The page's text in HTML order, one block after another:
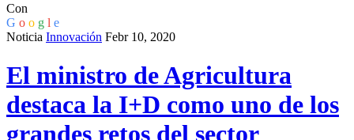
Con
G o o g l e
Noticia Innovación Febr 10, 2020
El ministro de Agricultura
destaca la I+D como uno de los
grandes retos del sector